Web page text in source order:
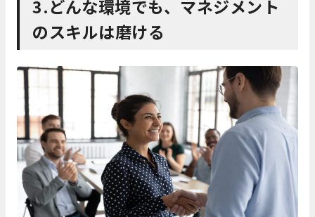
3.どんな環境でも、マネジメント
のスキルは磨ける